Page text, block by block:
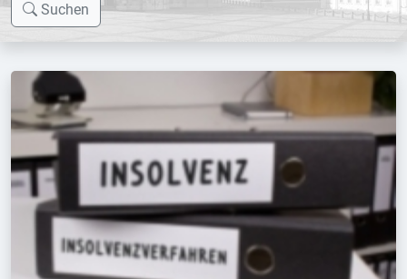
Suchen